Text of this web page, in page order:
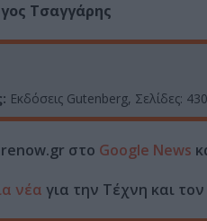
Τσαγγάρης
Εκδόσεις Gutenberg, Σελίδες:
στο Google News
νέα για την Τέχνη και